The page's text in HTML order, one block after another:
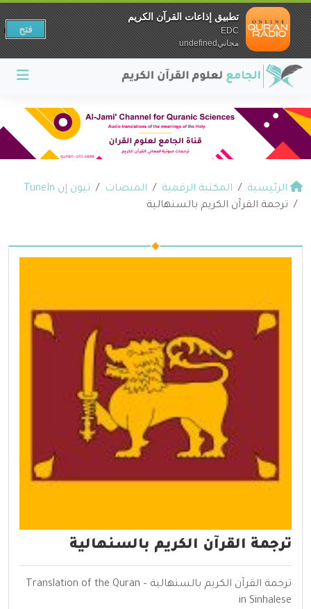
الرئيسية المكتبة الرقمية المنصات
تيون إن TuneIn
ترجمة القرآن الكريم بالسنهالية
ترجمة القرآن الكريم بالسنهالية
ترجمة القرآن الكريم بالسنهالية – Translation of the Quran
in Sinhalese
تطبيق إذاعات القرآن الكريم
EDC
مجانيundefined
فتح